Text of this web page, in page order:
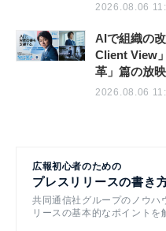
2026.08.06
AIで組織の
Client View
革」篇の放
2026.08.06
広報初心者のための
プレスリリースの書き
共同通信社グループのノウハ
リースの基本的なポイントを